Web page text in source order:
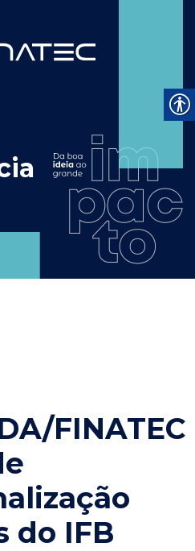
FINATEC
do IFB